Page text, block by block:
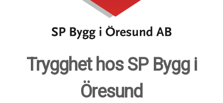
Trygghet hos SP Bygg i
Öresund